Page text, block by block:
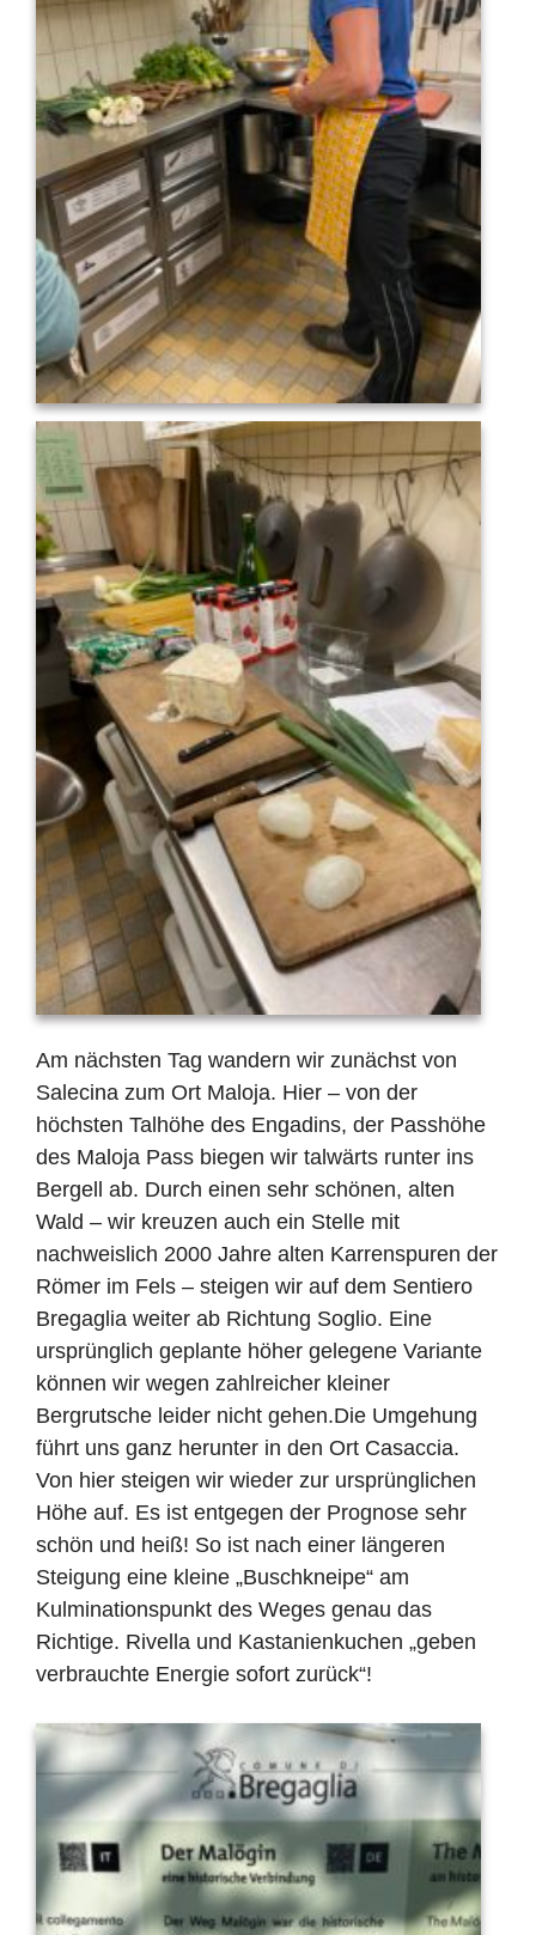
Am nächsten Tag wandern wir zunächst von
Salecina zum Ort Maloja. Hier – von der
höchsten Talhöhe des Engadins, der Passhöhe
des Maloja Pass biegen wir talwärts runter ins
Bergell ab. Durch einen sehr schönen, alten
Wald – wir kreuzen auch ein Stelle mit
nachweislich 2000 Jahre alten Karrenspuren der
Römer im Fels – steigen wir auf dem Sentiero
Bregaglia weiter ab Richtung Soglio. Eine
ursprünglich geplante höher gelegene Variante
können wir wegen zahlreicher kleiner
Bergrutsche leider nicht gehen.Die Umgehung
führt uns ganz herunter in den Ort Casaccia.
Von hier steigen wir wieder zur ursprünglichen
Höhe auf. Es ist entgegen der Prognose sehr
schön und heiß! So ist nach einer längeren
Steigung eine kleine „Buschkneipe“ am
Kulminationspunkt des Weges genau das
Richtige. Rivella und Kastanienkuchen „geben
verbrauchte Energie sofort zurück“!